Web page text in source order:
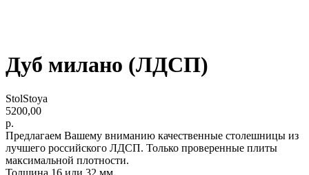
Дуб милано (ЛДСП)
StolStoya
5200,00
р.
Предлагаем Вашему вниманию качественные столешницы из
лучшего российского ЛДСП. Только проверенные плиты
максимальной плотности.
Толщина 16 или 32 мм.